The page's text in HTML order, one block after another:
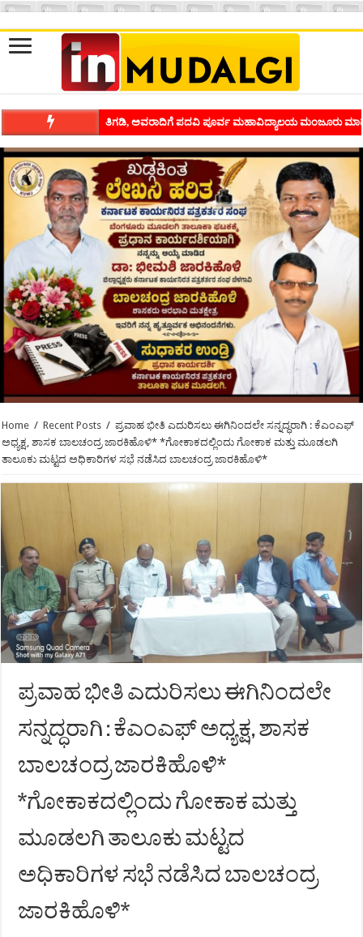
ಶಿವಾಪುರದಲ್ಲಿ ಕವಿಗೋಷ್ಠಿಯ ಸಂಭ್ರಮ ಭಾವನೆಗಳನ್ನು ಕಟ್ಟಿಕೊಡುವ
Home / Recent Posts / ಪ್ರವಾಹ ಭೀತಿ ಎದುರಿಸಲು ಈಗಿನಿಂದಲೇ ಸನ್ನದ್ಧರಾಗಿ : ಕೆಎಂಎಫ್
ಅಧ್ಯಕ್ಷ, ಶಾಸಕ ಬಾಲಚಂದ್ರ ಜಾರಕಿಹೊಳಿ* *ಗೋಕಾಕದಲ್ಲಿಂದು ಗೋಕಾಕ ಮತ್ತು ಮೂಡಲಗಿ
ತಾಲೂಕು ಮಟ್ಟದ ಅಧಿಕಾರಿಗಳ ಸಭೆ ನಡೆಸಿದ ಬಾಲಚಂದ್ರ ಜಾರಕಿಹೊಳಿ*
ಪ್ರವಾಹ ಭೀತಿ ಎದುರಿಸಲು ಈಗಿನಿಂದಲೇ
ಸನ್ನದ್ಧರಾಗಿ : ಕೆಎಂಎಫ್ ಅಧ್ಯಕ್ಷ, ಶಾಸಕ
ಬಾಲಚಂದ್ರ ಜಾರಕಿಹೊಳಿ*
*ಗೋಕಾಕದಲ್ಲಿಂದು ಗೋಕಾಕ ಮತ್ತು
ಮೂಡಲಗಿ ತಾಲೂಕು ಮಟ್ಟದ
ಅಧಿಕಾರಿಗಳ ಸಭೆ ನಡೆಸಿದ ಬಾಲಚಂದ್ರ
ಜಾರಕಿಹೊಳಿ*